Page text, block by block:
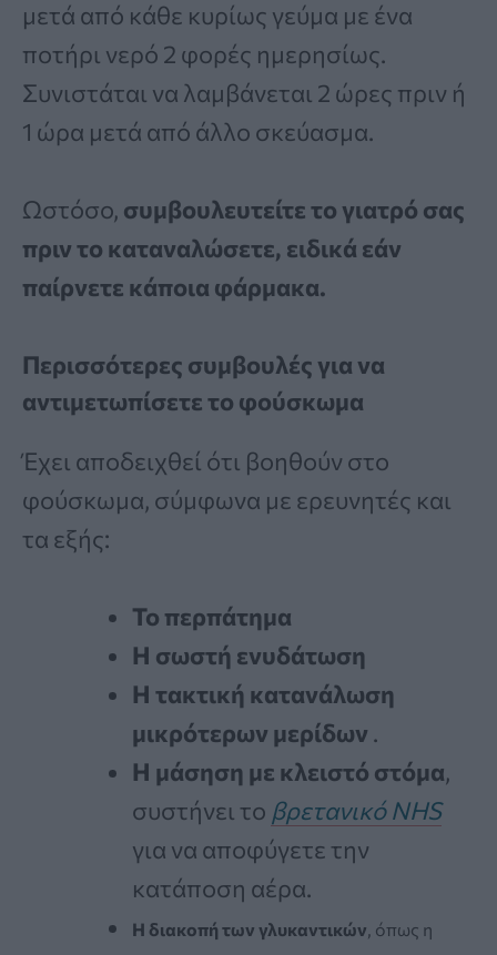
μετά από κάθε κυρίως γεύμα με ένα
ποτήρι νερό 2 φορές ημερησίως.
Συνιστάται να λαμβάνεται 2 ώρες πριν ή
1 ώρα μετά από άλλο σκεύασμα.
Ωστόσο, συμβουλευτείτε το γιατρό σας
πριν το καταναλώσετε, ειδικά εάν
παίρνετε κάποια φάρμακα.
Περισσότερες συμβουλές για να
αντιμετωπίσετε το φούσκωμα
Έχει αποδειχθεί ότι βοηθούν στο
φούσκωμα, σύμφωνα με ερευνητές και
τα εξής:
Το περπάτημα
Η σωστή ενυδάτωση
Η τακτική κατανάλωση
μικρότερων μερίδων .
Η μάσηση με κλειστό στόμα,
συστήνει το βρετανικό NHS
για να αποφύγετε την
κατάποση αέρα.
Η διακοπή των γλυκαντικών , όπως η